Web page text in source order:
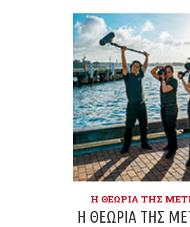
Η ΘΕΩΡΊΑ ΤΗΣ
Η ΘΕΩΡΊΑ ΤΗΣ